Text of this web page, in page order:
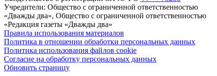
Учредители: Общество с ограниченной ответственностью
«Дважды два», Общество с ограниченной ответственностью
«Редакция газеты «Дважды два»
Правила использования материалов
Политика в отношении обработки персональных данных
Политика использования файлов cookie
Согласие на обработку персональных данных
Обновить страницу